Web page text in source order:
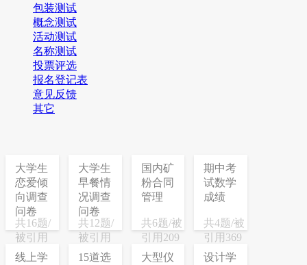
包装测试
概念测试
活动测试
名称测试
投票评选
报名登记表
意见反馈
其它
大学生
恋爱倾
向调查
问卷
共16题/
被引用
200次
大学生
早餐情
况调查
问卷
共12题/
被引用
399次
国内矿
粉合同
管理
共6题/被
引用209
次
期中考
试数学
成绩
共4题/被
引用369
次
线上学
15道选
大型仪
设计学